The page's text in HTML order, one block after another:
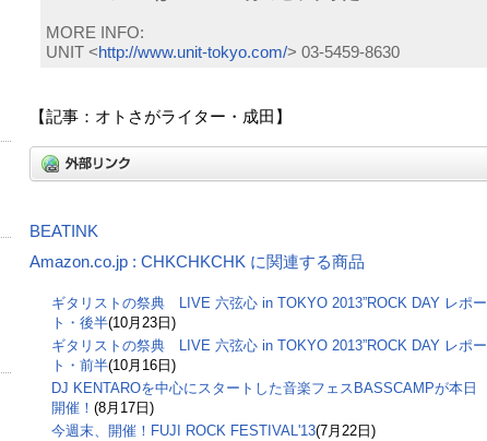
MORE INFO:
UNIT <http://www.unit-tokyo.com/> 03-5459-8630
【記事：オトさがライター・成田】
BEATINK
Amazon.co.jp : CHKCHKCHK に関連する商品
ギタリストの祭典 LIVE 六弦心 in TOKYO 2013”ROCK DAY レポー
ト・後半(10月23日)
ギタリストの祭典 LIVE 六弦心 in TOKYO 2013”ROCK DAY レポー
ト・前半(10月16日)
DJ KENTAROを中心にスタートした音楽フェスBASSCAMPが本日
開催！ (8月17日)
今週末、開催！FUJI ROCK FESTIVAL'13(7月22日)